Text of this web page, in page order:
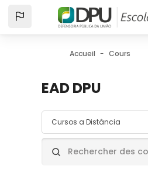
Passer au contenu principal
Accueil Cours
EAD DPU
Catégories de cours
Rechercher des cours